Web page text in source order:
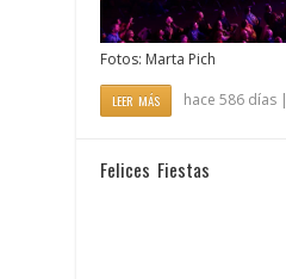
Fotos: Marta Pich
LEER MÁS hace 586 días |
Felices Fiestas